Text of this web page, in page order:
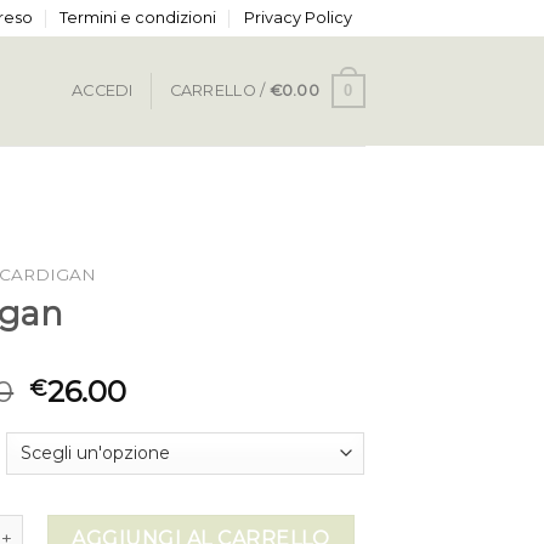
Termini e condizioni Privacy Policy
ACCEDI CARRELLO / €0.00 0
CARDIGAN
€26.00
AGGIUNGI AL CARRELLO